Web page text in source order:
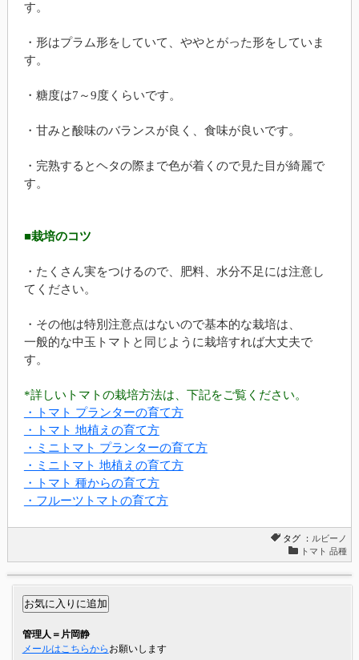
す。
・形はプラム形をしていて、ややとがった形をしていま
す。
・糖度は7～9度くらいです。
・甘みと酸味のバランスが良く、食味が良いです。
・完熟するとヘタの際まで色が着くので見た目が綺麗で
す。
■栽培のコツ
・たくさん実をつけるので、肥料、水分不足には注意し
てください。
・その他は特別注意点はないので基本的な栽培は、
一般的な中玉トマトと同じように栽培すれば大丈夫で
す。
*詳しいトマトの栽培方法は、下記をご覧ください。
・トマト プランターの育て方
・トマト 地植えの育て方
・ミニトマト プランターの育て方
・ミニトマト 地植えの育て方
・トマト 種からの育て方
・フルーツトマトの育て方
タグ ： ルビーノ
トマト 品種
管理人＝片岡静
メールはこちらから お願いします